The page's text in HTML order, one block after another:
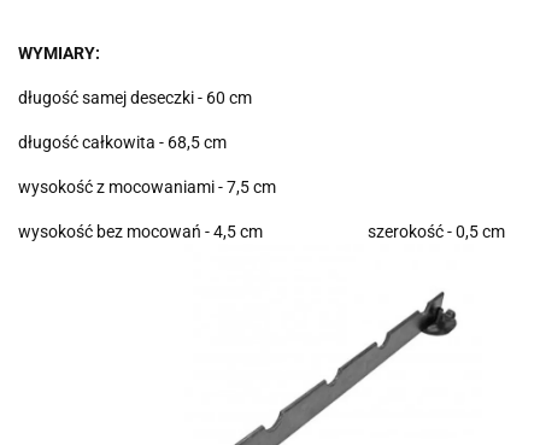
WYMIARY:
długość samej deseczki - 60 cm
długość całkowita - 68,5 cm
wysokość z mocowaniami - 7,5 cm
wysokość bez mocowań - 4,5 cm szerokość - 0,5 cm